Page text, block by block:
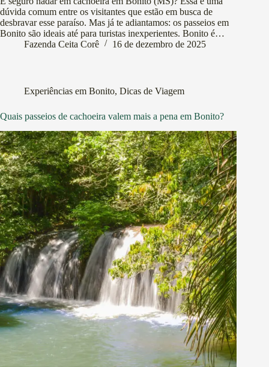
dúvida comum entre os visitantes que estão em busca de
desbravar esse paraíso. Mas já te adiantamos: os passeios em
Bonito são ideais até para turistas inexperientes. Bonito é…
Fazenda Ceita Corê
16 de dezembro de 2025
Experiências em Bonito, Dicas de Viagem
Quais passeios de cachoeira valem mais a pena em Bonito?